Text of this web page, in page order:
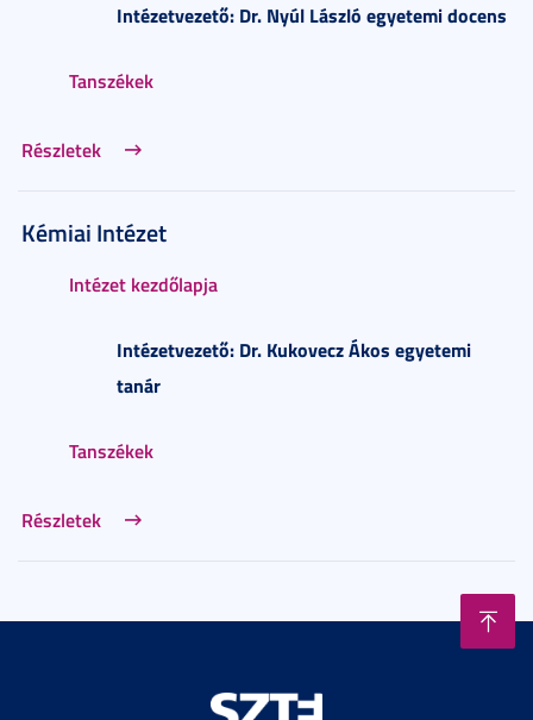
Intézetvezető: Dr. Nyúl László egyetemi docens
Tanszékek
Részletek
Kémiai Intézet
Intézet kezdőlapja
Intézetvezető: Dr. Kukovecz Ákos egyetemi
tanár
Tanszékek
Részletek